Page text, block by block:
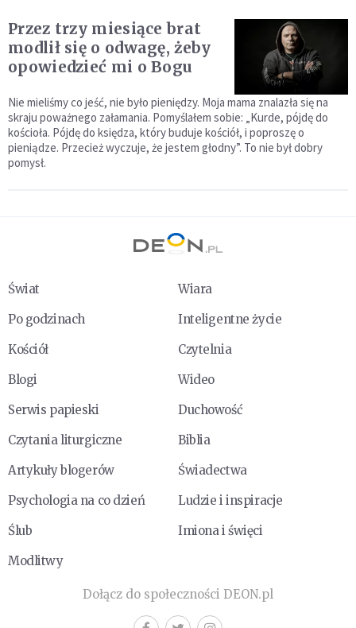
Przez trzy miesiące brat
modlił się o odwagę, żeby
opowiedzieć mi o Bogu
Nie mieliśmy co jeść, nie było pieniędzy. Moja mama znalazła się na
skraju poważnego załamania. Pomyślałem sobie: „Kurde, pójdę do
kościoła. Pójdę do księdza, który buduje kościół, i poproszę o
pieniądze. Przecież wyczuje, że jestem głodny”. To nie był dobry
pomysł.
Świat
Wiara
Po godzinach
Inteligentne życie
Kościół
Czytelnia
Blogi
Wideo
Serwis papieski
Duchowość
Czytania liturgiczne
Biblia
Artykuły blogerów
Świadectwa
Psychologia na co dzień
Ludzie i inspiracje
Ślub
Imiona i święci
Modlitwy
Dołącz do społeczności DEON.pl